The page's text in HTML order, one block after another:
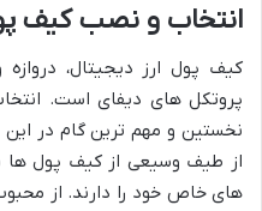
انتخاب و نصب کیف
کیف پول ارز دیجیتال،
پروتکل های دیفای است.
نخستین و مهم ترین گام در
از طیف وسیعی از کیف پول ها
های خاص خود را دارند. از